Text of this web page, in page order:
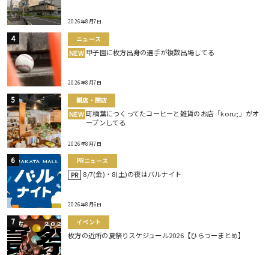
2026年8月7日
ニュース
NEW 甲子園に枚方出身の選手が複数出場してる
2026年8月7日
開店・閉店
NEW 町楠葉につくってたコーヒーと雑貨のお店「koru;」がオ
ープンしてる
2026年8月7日
PRニュース
PR 8/7(金)・8(土)の夜はバルナイト
2026年8月6日
イベント
枚方の近所の夏祭りスケジュール2026【ひらつーまとめ】